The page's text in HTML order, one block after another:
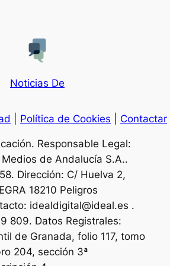
Noticias De
Política de Cookies Contactar
Responsable Legal:
de Andalucía S.A..
Dirección: C/ Huelva 2,
18210 Peligros
idealdigital@ideal.es .
809. Datos Registrales:
de Granada, folio 117, tomo
204, sección 3ª